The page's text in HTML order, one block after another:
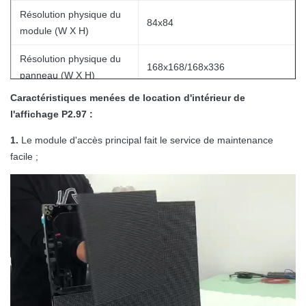
Résolution physique du
module (W X H)
84x84
Résolution physique du
panneau (W X H)
168x168/168x336
Matériel de panneau
Mouler sous pression
Seul poids de Cabinet
Gray Scale
Couleurs 281 trillions
Rapport de contraste 4,000:1
Puissance moyen 400 avec le ㎡
Max Power Consumption 800 avec le ㎡
Caractéristiques menées de location d'intérieur de
l'affichage P2.97 :
1. Le module d'accès principal fait le service de maintenance
facile ;